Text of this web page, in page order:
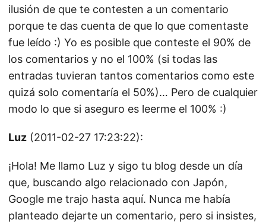
ilusión de que te contesten a un comentario
porque te das cuenta de que lo que comentaste
fue leído :) Yo es posible que conteste el 90% de
los comentarios y no el 100% (si todas las
entradas tuvieran tantos comentarios como este
quizá solo comentaría el 50%)… Pero de cualquier
modo lo que si aseguro es leerme el 100% :)
Luz (2011-02-27 17:23:22):
¡Hola! Me llamo Luz y sigo tu blog desde un día
que, buscando algo relacionado con Japón,
Google me trajo hasta aquí. Nunca me había
planteado dejarte un comentario, pero si insistes,